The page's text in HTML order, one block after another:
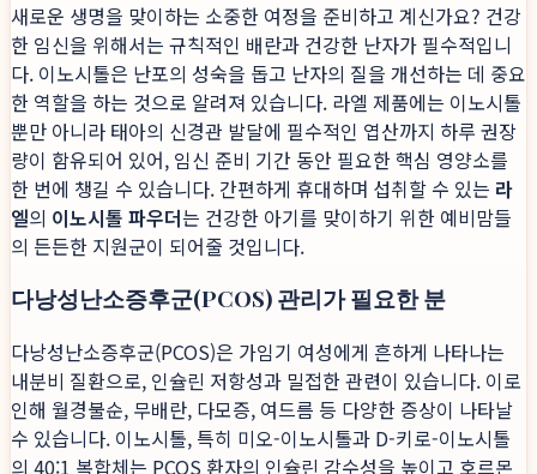
새로운 생명을 맞이하는 소중한 여정을 준비하고 계신가요? 건강
한 임신을 위해서는 규칙적인 배란과 건강한 난자가 필수적입니
다. 이노시톨은 난포의 성숙을 돕고 난자의 질을 개선하는 데 중요
한 역할을 하는 것으로 알려져 있습니다. 라엘 제품에는 이노시톨
뿐만 아니라 태아의 신경관 발달에 필수적인 엽산까지 하루 권장
량이 함유되어 있어, 임신 준비 기간 동안 필요한 핵심 영양소를
한 번에 챙길 수 있습니다. 간편하게 휴대하며 섭취할 수 있는 라
엘의 이노시톨 파우더는 건강한 아기를 맞이하기 위한 예비맘들
의 든든한 지원군이 되어줄 것입니다.
다낭성난소증후군(PCOS) 관리가 필요한 분
다낭성난소증후군(PCOS)은 가임기 여성에게 흔하게 나타나는
내분비 질환으로, 인슐린 저항성과 밀접한 관련이 있습니다. 이로
인해 월경불순, 무배란, 다모증, 여드름 등 다양한 증상이 나타날
수 있습니다. 이노시톨, 특히 미오-이노시톨과 D-키로-이노시톨
의 40:1 복합체는 PCOS 환자의 인슐린 감수성을 높이고 호르몬